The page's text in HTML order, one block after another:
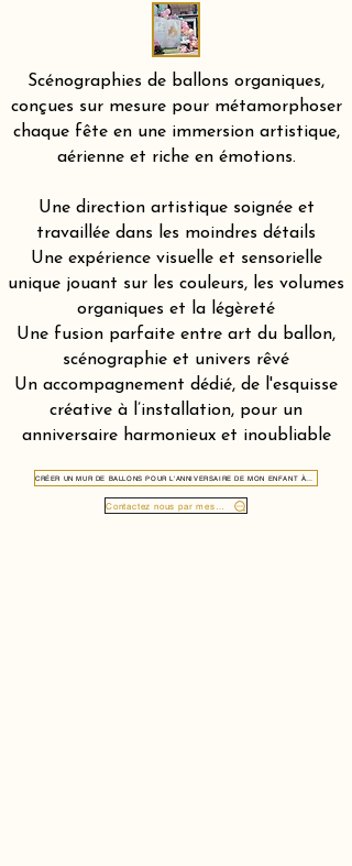
Scénographies de ballons organiques,
conçues sur mesure pour métamorphoser
chaque fête en une immersion artistique,
aérienne et riche en émotions.
Une direction artistique soignée et
travaillée dans les moindres détails
Une expérience visuelle et sensorielle
unique jouant sur les couleurs, les volumes
organiques et la légèreté
Une fusion parfaite entre art du ballon,
scénographie et univers rêvé
Un accompagnement dédié, de l'esquisse
créative à l’installation, pour un
anniversaire harmonieux et inoubliable